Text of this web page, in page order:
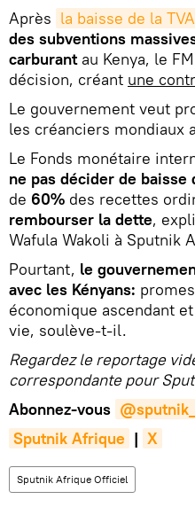
Après la baisse de la TVA
des subventions
carburant au Kenya, le
décision, créant une
Le gouvernement veut
les créanciers mondiaux
Le Fonds monétaire
ne pas décider de baisse
de 60% des recettes
rembourser la dette,
Wafula Wakoli à Sputnik
Pourtant, le
avec les Kényans:
économique ascendant
vie, soulève-t-il.
Regardez le reportage
correspondante pour
Abonnez-vous
Sputnik Afrique | X
Sputnik Afrique Officiel